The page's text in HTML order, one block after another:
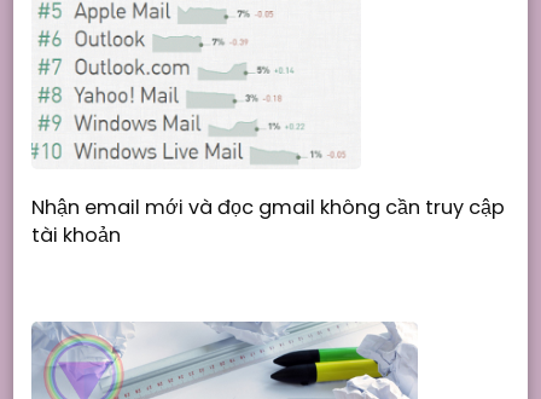
Nhận email mới và đọc gmail không cần truy cập
tài khoản